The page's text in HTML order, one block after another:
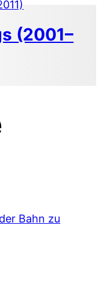
(2001–
Bahn zu